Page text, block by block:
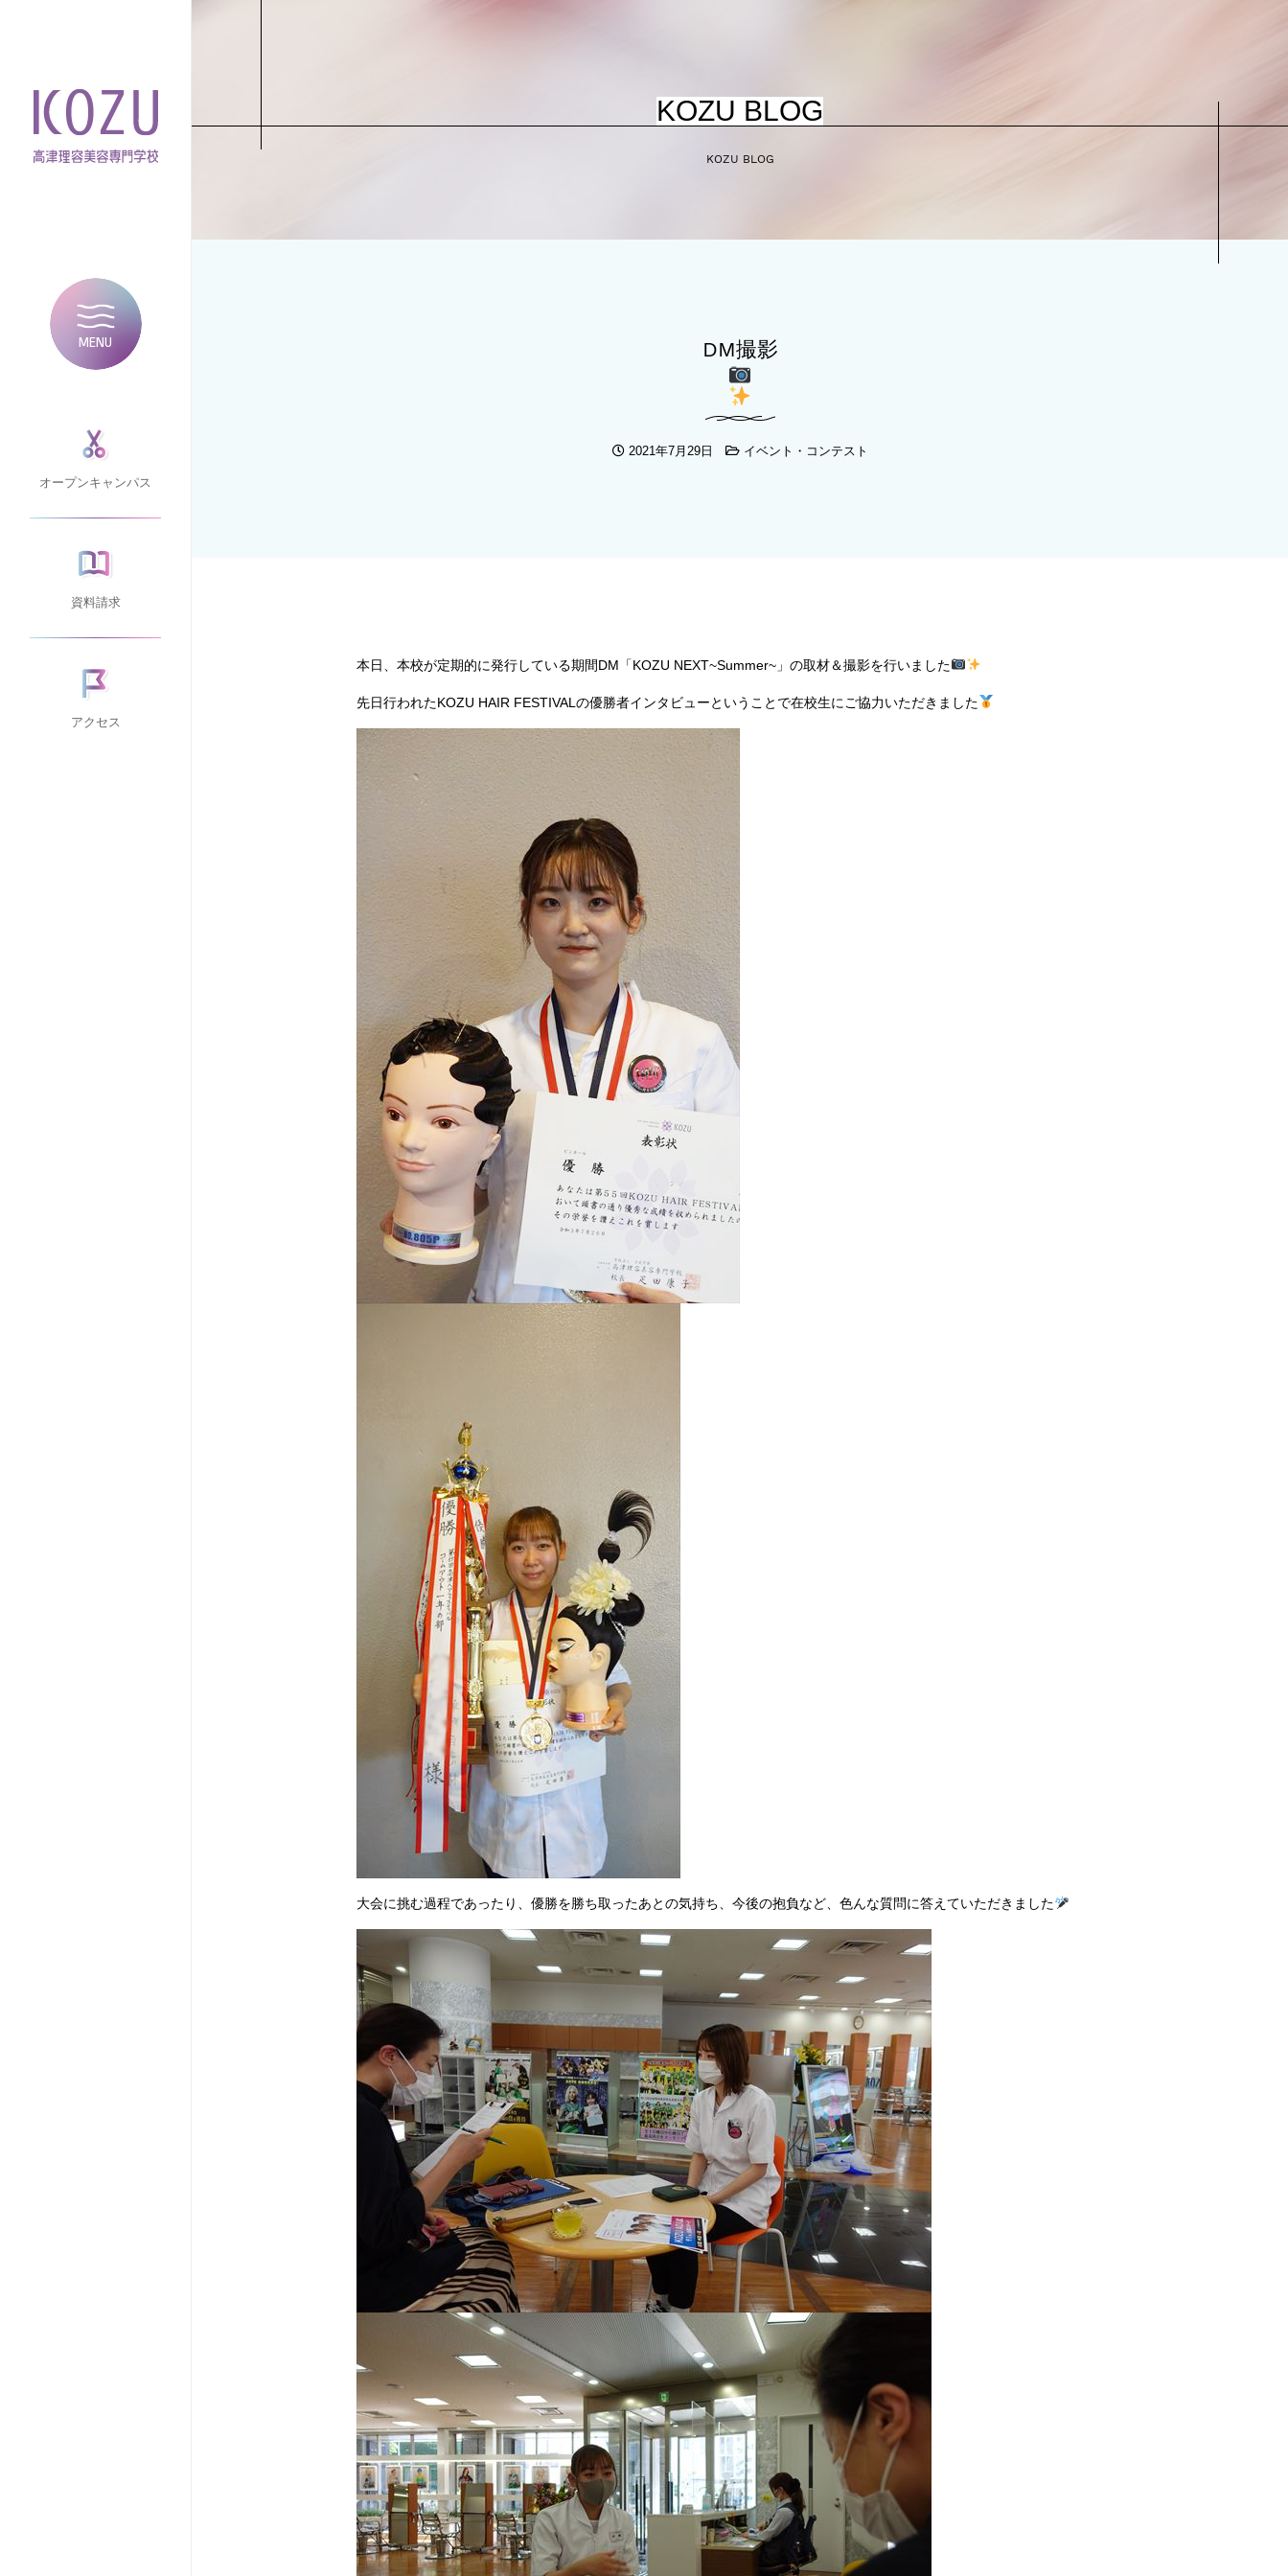
MENU
オープンキャンパス
資料請求
アクセス
KOZU BLOG
KOZU BLOG
DM撮影
2021年7月29日 イベント・コンテスト
本日、本校が定期的に発行している期間DM「KOZU NEXT~Summer~」の取材＆撮影を行いました
先日行われたKOZU HAIR FESTIVALの優勝者インタビューということで在校生にご協力いただきました
大会に挑む過程であったり、優勝を勝ち取ったあとの気持ち、今後の抱負など、色んな質問に答えていただきました